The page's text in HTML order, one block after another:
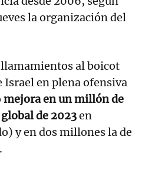
la organización del
llamamientos al boicot
en plena ofensiva
mejora en un millón de
de 2023en
y en dos millones la de